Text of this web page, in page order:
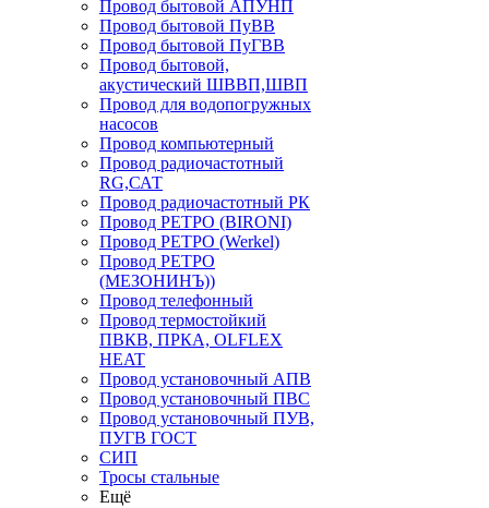
Провод бытовой АПУНП
Провод бытовой ПуВВ
Провод бытовой ПуГВВ
Провод бытовой,
акустический ШВВП,ШВП
Провод для водопогружных
насосов
Провод компьютерный
Провод радиочастотный
RG,САТ
Провод радиочастотный РК
Провод РЕТРО (BIRONI)
Провод РЕТРО (Werkel)
Провод РЕТРО
(МЕЗОНИНЪ))
Провод телефонный
Провод термостойкий
ПВКВ, ПРКА, OLFLEX
HEAT
Провод установочный АПВ
Провод установочный ПВС
Провод установочный ПУВ,
ПУГВ ГОСТ
СИП
Тросы стальные
Ещё